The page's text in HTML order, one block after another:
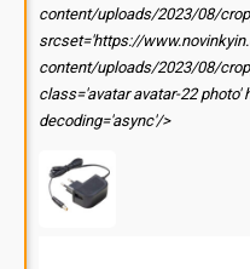
content/uploads/2023/08/
srcset='https://
content/uploads/2023/08/
class='avatar avatar-22 photo'
decoding='async'/>